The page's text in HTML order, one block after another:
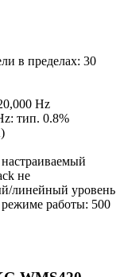
в пределах: 30
Hz
тип. 0.8%
не
линейный уровень
работы: 500